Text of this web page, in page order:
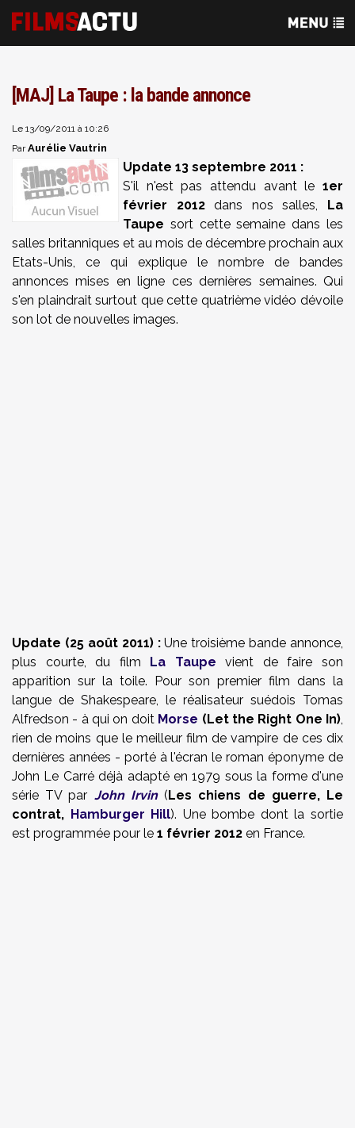
[MAJ] La Taupe : la bande annonce
Le 13/09/2011 à 10:26
ParAurélie Vautrin
Update 13 septembre 2011 :
S'il n'est pas attendu avant le 1er
février 2012dans nos salles, La
Taupe sort cette semaine dans les
salles britanniques et au mois de décembre prochain aux
Etats-Unis, ce qui explique le nombre de bandes
annonces mises en ligne ces dernières semaines. Qui
s'en plaindrait surtout que cette quatrième vidéo dévoile
son lot de nouvelles images.
Update (25 août 2011) :Une troisième bande annonce,
plus courte, du film La Taupe vient de faire son
apparition sur la toile. Pour son premier film dans la
langue de Shakespeare, le réalisateur suédois Tomas
Alfredson - à qui on doit Morse (Let the Right One In),
rien de moins que le meilleur film de vampire de ces dix
dernières années - porté à l'écran le roman éponyme de
John Le Carré déjà adapté en 1979 sous la forme d'une
série TV par John Irvin(Les chiens de guerre, Le
contrat, Hamburger Hill). Une bombe dont la sortie
est programmée pour le 1 février 2012 en France.